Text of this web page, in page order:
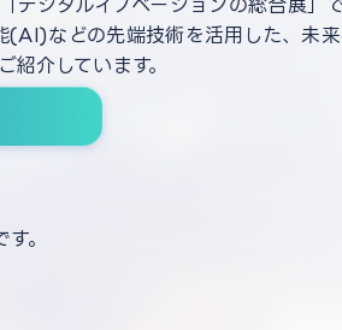
ジタルイノベーションの総合展」で
などの先端技術を活用した、未
介しています。
。